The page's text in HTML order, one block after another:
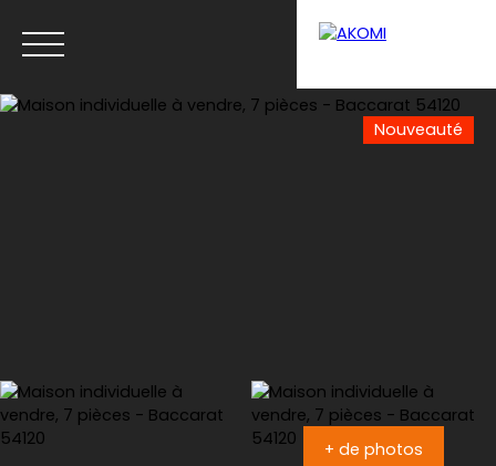
Nouveauté
+ de photos